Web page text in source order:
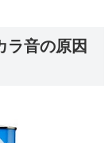
ラ音の原因